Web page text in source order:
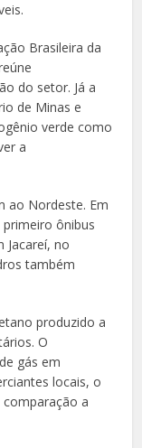
Brasileira da
do setor. Já a
de Minas e
verde como
a
ao Nordeste. Em
ônibus
Jacareí, no
também
produzido a
O
gás em
locais, o
a